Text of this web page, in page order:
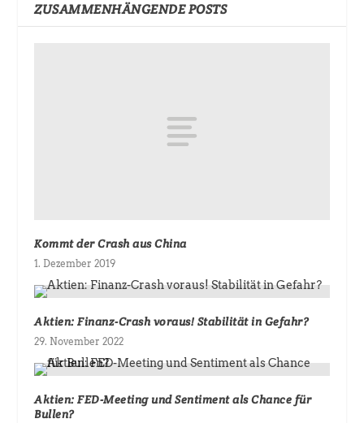
ZUSAMMENHÄNGENDE POSTS
Kommt der Crash aus China
1. Dezember 2019
Aktien: Finanz-Crash voraus! Stabilität in Gefahr?
29. November 2022
Aktien: FED-Meeting und Sentiment als Chance für
Bullen?